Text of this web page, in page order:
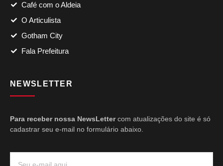
Café com o Aldeia
O Articulista
Gotham City
Fala Prefeitura
NEWSLETTER
Para receber nossa NewsLettercom atualizações do site é só
cadastrar seu e-mail no formulário abaixo.